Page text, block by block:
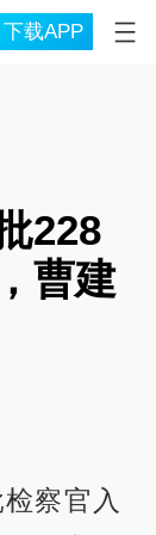
下载APP
228
曹建
察官入